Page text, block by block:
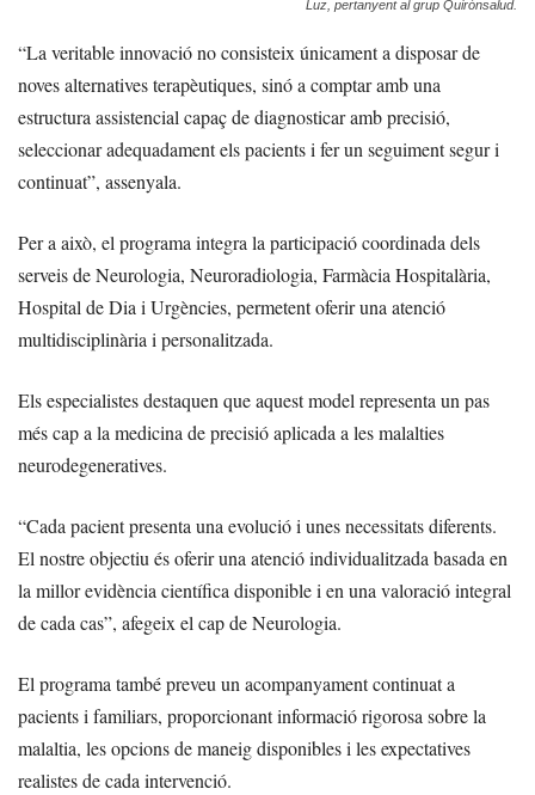
Luz, pertanyent al grup Quirónsalud.
“La veritable innovació no consisteix únicament a disposar de
noves alternatives terapèutiques, sinó a comptar amb una
estructura assistencial capaç de diagnosticar amb precisió,
seleccionar adequadament els pacients i fer un seguiment segur i
continuat”, assenyala.
Per a això, el programa integra la participació coordinada dels
serveis de Neurologia, Neuroradiologia, Farmàcia Hospitalària,
Hospital de Dia i Urgències, permetent oferir una atenció
multidisciplinària i personalitzada.
Els especialistes destaquen que aquest model representa un pas
més cap a la medicina de precisió aplicada a les malalties
neurodegeneratives.
“Cada pacient presenta una evolució i unes necessitats diferents.
El nostre objectiu és oferir una atenció individualitzada basada en
la millor evidència científica disponible i en una valoració integral
de cada cas”, afegeix el cap de Neurologia.
El programa també preveu un acompanyament continuat a
pacients i familiars, proporcionant informació rigorosa sobre la
malaltia, les opcions de maneig disponibles i les expectatives
realistes de cada intervenció.